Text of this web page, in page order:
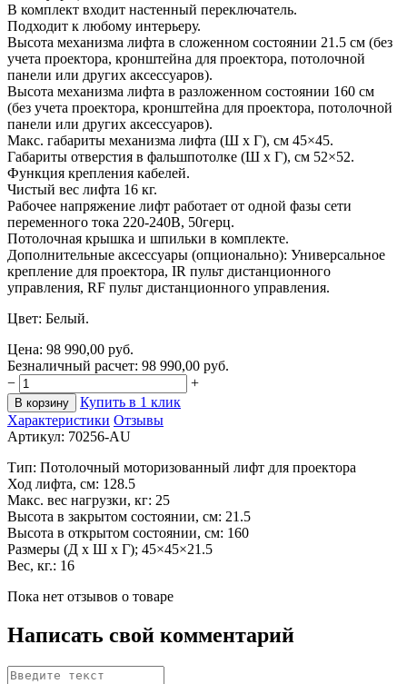
В комплект входит настенный переключатель.
Подходит к любому интерьеру.
Высота механизма лифта в сложенном состоянии 21.5 см (без
учета проектора, кронштейна для проектора, потолочной
панели или других аксессуаров).
Высота механизма лифта в разложенном состоянии 160 см
(без учета проектора, кронштейна для проектора, потолочной
панели или других аксессуаров).
Макс. габариты механизма лифта (Ш х Г), см 45×45.
Габариты отверстия в фальшпотолке (Ш х Г), см 52×52.
Функция крепления кабелей.
Чистый вес лифта 16 кг.
Рабочее напряжение лифт работает от одной фазы сети
переменного тока 220-240В, 50герц.
Потолочная крышка и шпильки в комплекте.
Дополнительные аксессуары (опционально): Универсальное
крепление для проектора, IR пульт дистанционного
управления, RF пульт дистанционного управления.
Цвет: Белый.
Цена: 98 990,00 руб.
Безналичный расчет: 98 990,00 руб.
−
+
В корзину
Купить в 1 клик
Характеристики Отзывы
Артикул: 70256-AU
Тип: Потолочный моторизованный лифт для проектора
Ход лифта, см: 128.5
Макс. вес нагрузки, кг: 25
Высота в закрытом состоянии, см: 21.5
Высота в открытом состоянии, см: 160
Размеры (Д х Ш х Г); 45×45×21.5
Вес, кг.: 16
Пока нет отзывов о товаре
Написать свой комментарий